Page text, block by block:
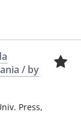
/ by
Press,